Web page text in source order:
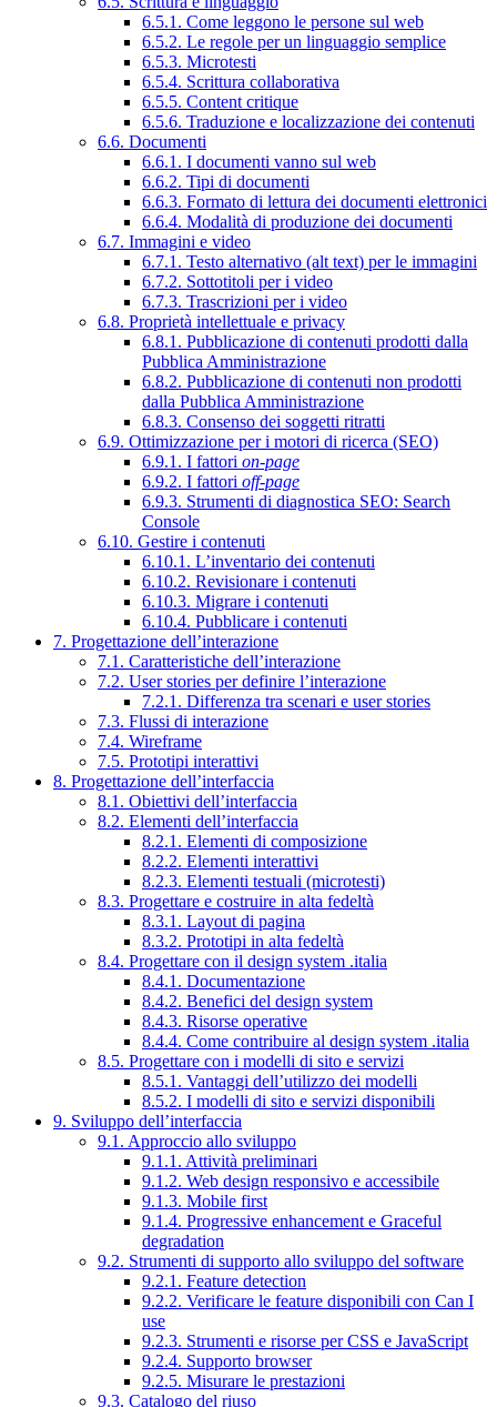
6.5.1. Come leggono le persone sul web
6.5.2. Le regole per un linguaggio semplice
6.5.3. Microtesti
6.5.4. Scrittura collaborativa
6.5.5. Content critique
6.5.6. Traduzione e localizzazione dei contenuti
6.6. Documenti
6.6.1. I documenti vanno sul web
6.6.2. Tipi di documenti
6.6.3. Formato di lettura dei documenti elettronici
6.6.4. Modalità di produzione dei documenti
6.7. Immagini e video
6.7.1. Testo alternativo (alt text) per le immagini
6.7.2. Sottotitoli per i video
6.7.3. Trascrizioni per i video
6.8. Proprietà intellettuale e privacy
6.8.1. Pubblicazione di contenuti prodotti dalla
Pubblica Amministrazione
6.8.2. Pubblicazione di contenuti non prodotti
dalla Pubblica Amministrazione
6.8.3. Consenso dei soggetti ritratti
6.9. Ottimizzazione per i motori di ricerca (SEO)
6.9.1. I fattori on-page
6.9.2. I fattori off-page
6.9.3. Strumenti di diagnostica SEO: Search
Console
6.10. Gestire i contenuti
6.10.1. L’inventario dei contenuti
6.10.2. Revisionare i contenuti
6.10.3. Migrare i contenuti
6.10.4. Pubblicare i contenuti
7. Progettazione dell’interazione
7.1. Caratteristiche dell’interazione
7.2. User stories per definire l’interazione
7.2.1. Differenza tra scenari e user stories
7.3. Flussi di interazione
7.4. Wireframe
7.5. Prototipi interattivi
8. Progettazione dell’interfaccia
8.1. Obiettivi dell’interfaccia
8.2. Elementi dell’interfaccia
8.2.1. Elementi di composizione
8.2.2. Elementi interattivi
8.2.3. Elementi testuali (microtesti)
8.3. Progettare e costruire in alta fedeltà
8.3.1. Layout di pagina
8.3.2. Prototipi in alta fedeltà
8.4. Progettare con il design system .italia
8.4.1. Documentazione
8.4.2. Benefici del design system
8.4.3. Risorse operative
8.4.4. Come contribuire al design system .italia
8.5. Progettare con i modelli di sito e servizi
8.5.1. Vantaggi dell’utilizzo dei modelli
8.5.2. I modelli di sito e servizi disponibili
9. Sviluppo dell’interfaccia
9.1. Approccio allo sviluppo
9.1.1. Attività preliminari
9.1.2. Web design responsivo e accessibile
9.1.3. Mobile first
9.1.4. Progressive enhancement e Graceful
degradation
9.2. Strumenti di supporto allo sviluppo del software
9.2.1. Feature detection
9.2.2. Verificare le feature disponibili con Can I
use
9.2.3. Strumenti e risorse per CSS e JavaScript
9.2.4. Supporto browser
9.2.5. Misurare le prestazioni
9.3. Catalogo del riuso